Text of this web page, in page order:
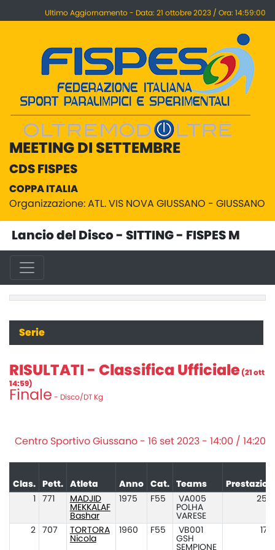
Ultimo Aggiornamento - Data: 21 ottobre 2023 / Ora: 14:59:00
MEETING DI SETTEMBRE
CDS FISPES
COPPA ITALIA
Organizzazione: ATL. VIS NOVA GIUSSANO - GIUSSANO
Lancio del Disco - SITTING - FISPES M
Serie
RISULTATI - Classifica Ufficiale (21 ott
14:59)
Finale - Disco/DT Kg
Centro Sportivo Giussano - 16 set 2023 - 14:00 / 14:20
Clas. Pett. Atleta Anno Cat. Teams
771
MADJID
MEKKALAF
Bashar
1975 F55
VA005
POLHA
VARESE
2 707
TORTORA
Nicola
1960 F55
VB001
GSH
SEMPIONE